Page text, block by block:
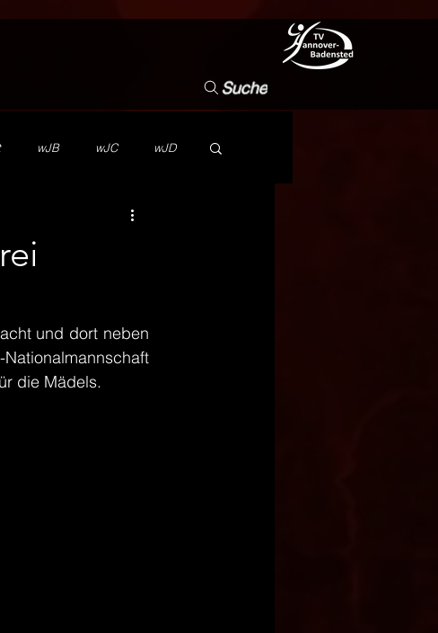
Suche
wJB wJC wJD
Vorstand
und dort neben
die Mädels.